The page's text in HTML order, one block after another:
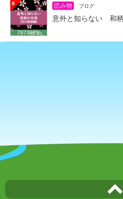
8
76739PV
読み物 ブログ
意外と知らない 和柄